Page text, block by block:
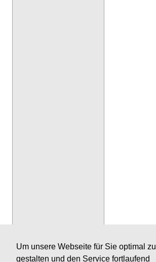
Um unsere Webseite für Sie optimal zu
gestalten und den Service fortlaufend